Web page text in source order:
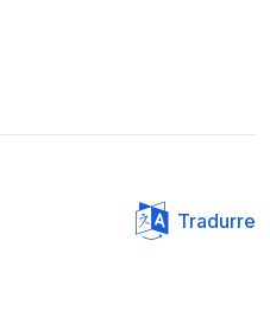
Tradurre